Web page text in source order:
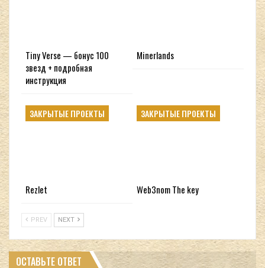
Tiny Verse — бонус 100
звезд + подробная
инструкция
Minerlands
ЗАКРЫТЫЕ ПРОЕКТЫ
Rezlet
ЗАКРЫТЫЕ ПРОЕКТЫ
Web3nom The key
PREV NEXT
ОСТАВЬТЕ ОТВЕТ